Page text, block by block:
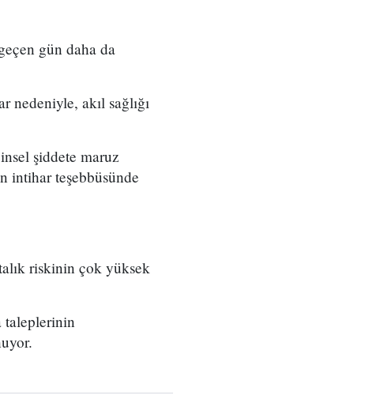
gün daha da
nedeniyle, akıl sağlığı
şiddete maruz
intihar teşebbüsünde
riskinin çok yüksek
taleplerinin